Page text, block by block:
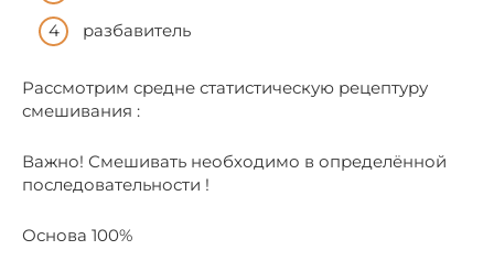
разбавитель
Рассмотрим средне статистическую рецептуру
смешивания :
Важно! Смешивать необходимо в определённой
последовательности !
Основа 100%